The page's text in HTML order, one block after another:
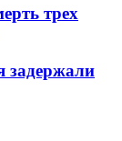
трех
задержали